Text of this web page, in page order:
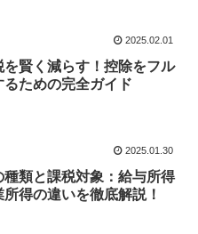
2025.02.01
を賢く減らす！控除をフル
るための完全ガイド
2025.01.30
種類と課税対象：給与所得
所得の違いを徹底解説！